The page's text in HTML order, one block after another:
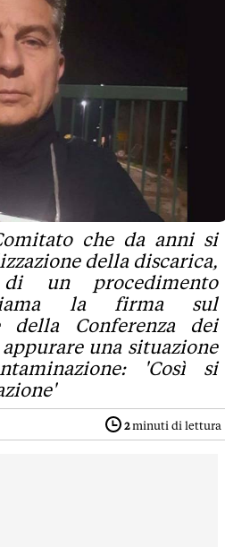
che da anni si
della discarica,
un procedimento
la firma sul
della Conferenza dei
una situazione
'Così si
2minuti di lettura